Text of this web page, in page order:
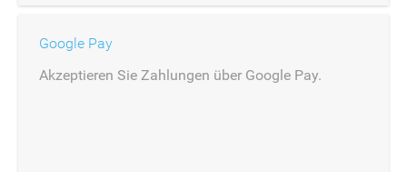
Google Pay
Akzeptieren Sie Zahlungen über Google Pay.